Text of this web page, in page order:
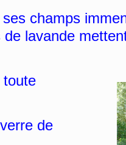
champs
lavande
toute
de